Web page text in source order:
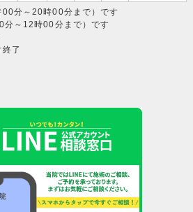
分～20時00分まで）です
分～12時00分まで）です
了